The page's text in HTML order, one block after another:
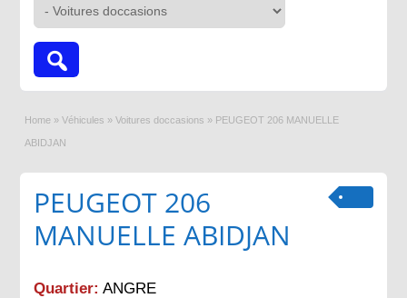
Home » Véhicules » Voitures doccasions » PEUGEOT 206 MANUELLE
ABIDJAN
PEUGEOT 206
MANUELLE ABIDJAN
Quartier: ANGRE